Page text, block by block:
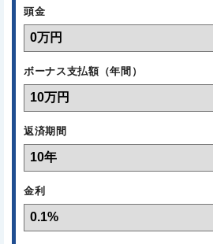
頭金
ボーナス支払額（年間）
返済期間
金利